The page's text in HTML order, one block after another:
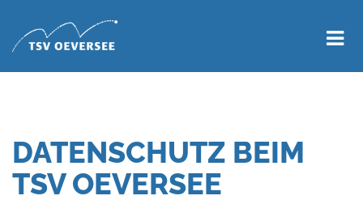
DATENSCHUTZ BEIM
TSV OEVERSEE